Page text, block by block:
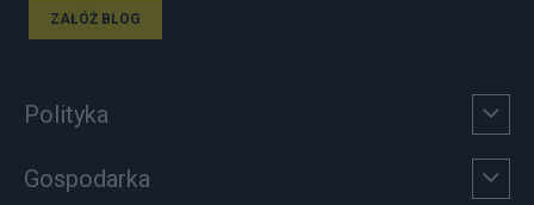
ZAŁÓŻ BLOG
Polityka
Gospodarka